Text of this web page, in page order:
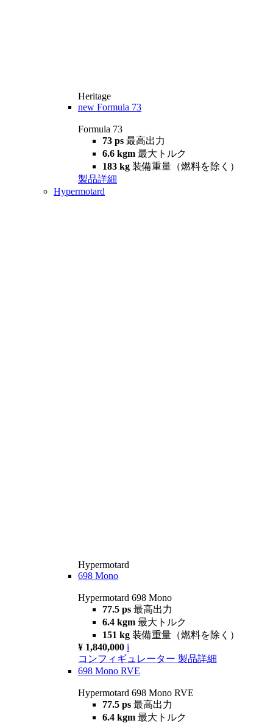
Heritage
new Formula 73
Formula 73
73 ps 最高出力
6.6 kgm 最大トルク
183 kg 装備重量（燃料を除く）
製品詳細
Hypermotard
Hypermotard
698 Mono
Hypermotard 698 Mono
77.5 ps 最高出力
6.4 kgm 最大トルク
151 kg 装備重量（燃料を除く）
¥ 1,840,000 i
コンフィギュレーター 製品詳細
698 Mono RVE
Hypermotard 698 Mono RVE
77.5 ps 最高出力
6.4 kgm 最大トルク